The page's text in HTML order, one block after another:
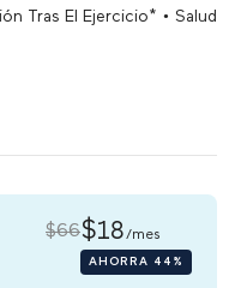
Tras El Ejercicio* • Salud
$66$18/mes
AHORRA 44%